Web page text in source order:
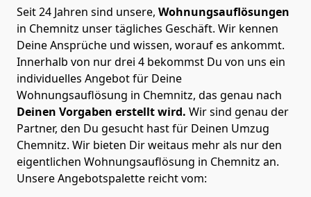
Seit 24 Jahren sind unsere, Wohnungsauflösungen
in Chemnitz unser tägliches Geschäft. Wir kennen
Deine Ansprüche und wissen, worauf es ankommt.
Innerhalb von nur drei 4 bekommst Du von uns ein
individuelles Angebot für Deine
Wohnungsauflösung in Chemnitz, das genau nach
Deinen Vorgaben erstellt wird. Wir sind genau der
Partner, den Du gesucht hast für Deinen Umzug
Chemnitz. Wir bieten Dir weitaus mehr als nur den
eigentlichen Wohnungsauflösung in Chemnitz an.
Unsere Angebotspalette reicht vom: